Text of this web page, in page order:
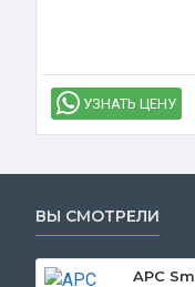
УЗНАТЬ ЦЕНУ
ВЫ СМОТРЕЛИ